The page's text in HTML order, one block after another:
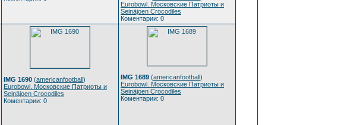
Eurobowl. Московские Патриоты и
Seinäjoen Crocodiles
Коментарии: 0
IMG 1690 (americanfootball)
Eurobowl. Московские Патриоты и
Seinäjoen Crocodiles
Коментарии: 0
IMG 1689 (americanfootball)
Eurobowl. Московские Патриоты и
Seinäjoen Crocodiles
Коментарии: 0